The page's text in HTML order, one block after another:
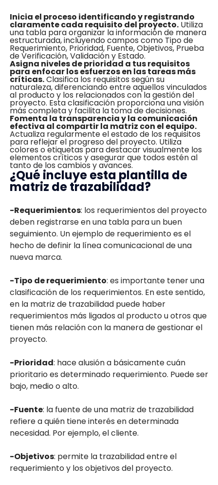
Inicia el proceso identificando y registrando
claramente cada requisito del proyecto. Utiliza
una tabla para organizar la información de manera
estructurada, incluyendo campos como Tipo de
Requerimiento, Prioridad, Fuente, Objetivos, Prueba
de Verificación, Validación y Estado.
Asigna niveles de prioridad a tus requisitos
para enfocar los esfuerzos en las tareas más
críticas.Clasifica los requisitos según su
naturaleza, diferenciando entre aquellos vinculados
al producto y los relacionados con la gestión del
proyecto. Esta clasificación proporciona una visión
más completa y facilita la toma de decisiones.
Fomenta la transparencia y la comunicación
efectiva al compartir la matriz con el equipo.
Actualiza regularmente el estado de los requisitos
para reflejar el progreso del proyecto. Utiliza
colores o etiquetas para destacar visualmente los
elementos críticos y asegurar que todos estén al
tanto de los cambios y avances.
¿Qué incluye esta plantilla de
matriz de trazabilidad?
-Requerimientos: los requerimientos del proyecto
deben registrarse en una tabla para un buen
seguimiento. Un ejemplo de requerimiento es el
hecho de definir la línea comunicacional de una
nueva marca.
-Tipo de requerimiento: es importante tener una
clasificación de los requerimientos. En este sentido,
en la matriz de trazabilidad puede haber
requerimientos más ligados al producto u otros que
tienen más relación con la manera de gestionar el
proyecto.
-Prioridad: hace alusión a básicamente cuán
prioritario es determinado requerimiento. Puede ser
bajo, medio o alto.
-Fuente: la fuente de una matriz de trazabilidad
refiere a quién tiene interés en determinada
necesidad. Por ejemplo, el cliente.
-Objetivos: permite la trazabilidad entre el
requerimiento y los objetivos del proyecto.